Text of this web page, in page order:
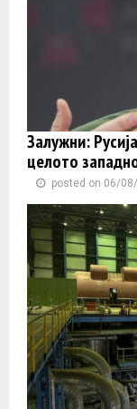
Залужни:
целото
posted on 06/